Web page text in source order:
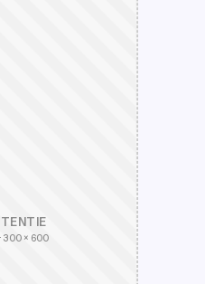
300 × 600